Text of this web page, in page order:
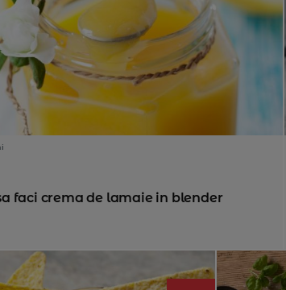
faci crema de lamaie in blender